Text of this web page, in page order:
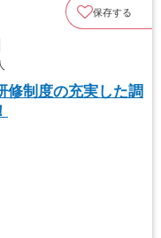
保存する
修制度の充実した調